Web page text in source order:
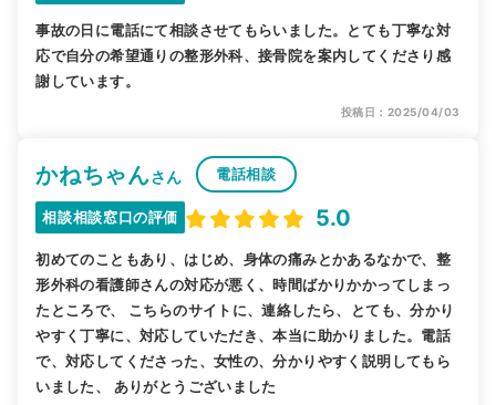
事故の日に電話にて相談させてもらいました。とても丁寧な対
応で自分の希望通りの整形外科、接骨院を案内してくださり感
謝しています。
投稿日：2025/04/03
かねちゃんさん 電話相談
相談相談窓口の評価 5.0
初めてのこともあり、はじめ、身体の痛みとかあるなかで、整
形外科の看護師さんの対応が悪く、時間ばかりかかってしまっ
たところで、 こちらのサイトに、連絡したら、とても、分かり
やすく丁寧に、対応していただき、本当に助かりました。電話
で、対応してくださった、女性の、分かりやすく説明してもら
いました、 ありがとうございました